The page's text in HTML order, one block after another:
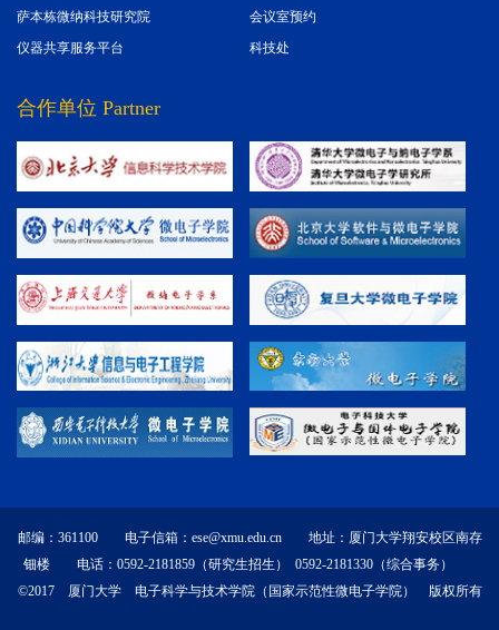
会议室预约
萨本栋微纳科技研究院
科技处
仪器共享服务平台
合作单位 Partner
邮编：361100 电子信箱：ese@xmu.edu.cn 地址：厦门大学翔安校区南存
钿楼 电话：0592-2181859（研究生招生） 0592-2181330（综合事务）
©2017 厦门大学 电子科学与技术学院（国家示范性微电子学院） 版权所有